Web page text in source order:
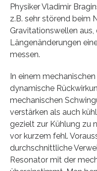
Physiker Vladimir
z.B. sehr störend beim
Gravitationswellen
Längenänderungen
messen.
In einem
dynamische
mechanischen
verstärken als auch
gezielt zur Kühlung zu
vor kurzem fehl.
durchschnittliche
Resonator mit der